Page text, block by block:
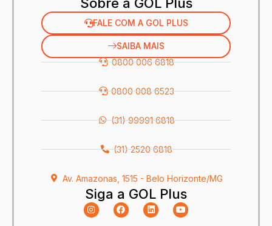
FALE COM A GOL PLUS
SAIBA MAIS
0800 006 6818
0800 008 6523
(31) 99991 6818
(31) 2520 6818
Av. Amazonas, 1515 - Belo Horizonte/MG
Siga a GOL Plus